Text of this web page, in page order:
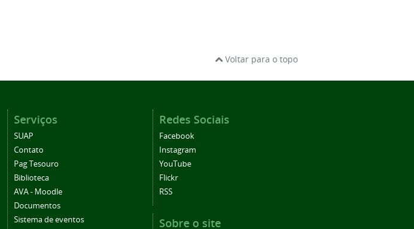
Voltar para o topo
Serviços
SUAP
Contato
Pag Tesouro
Biblioteca
AVA - Moodle
Documentos
Sistema de eventos
Redes Sociais
Facebook
Instagram
YouTube
Flickr
RSS
Sobre o site